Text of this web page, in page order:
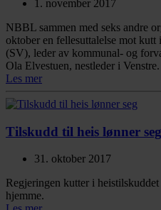
1. november 2017
NBBL sammen med seks andre
oktober en fellesuttalelse mot
(SV), leder av kommunal- og
Ola Elvestuen, nestleder i Venstre.
Les mer
Tilskudd til heis lønner seg
31. oktober 2017
Regjeringen kutter i
hjemme.